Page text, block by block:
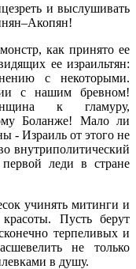
и выслушивать
как принято ее
ее израильтян:
с некоторыми.
с нашим бревном!
к гламуру,
Боланже! Мало ли
- Израиль от этого не
внутриполитический
леди в стране
учинять митинги и
Пусть берут
терпеливых и
не только
в душу.